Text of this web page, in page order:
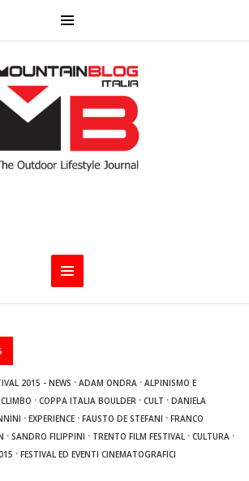
2015 - NEWS ·ADAM ONDRA ·ALPINISMO E
CLIMBO ·COPPA ITALIA BOULDER ·CULT ·DANIELA
·EXPERIENCE ·FAUSTO DE STEFANI ·FRANCO
·SANDRO FILIPPINI · TRENTO FILM FESTIVAL ·CULTURA ·
·FESTIVAL ED EVENTI CINEMATOGRAFICI